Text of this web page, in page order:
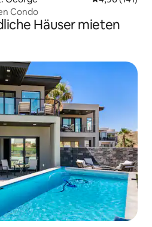
Condo
Häuser mieten